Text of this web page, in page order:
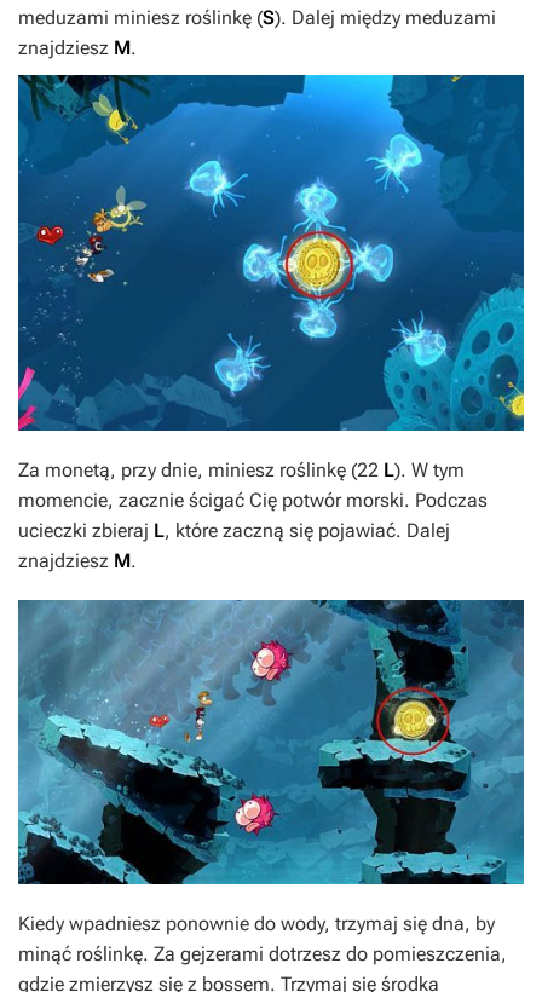
meduzami miniesz roślinkę (S). Dalej między meduzami
znajdziesz M.
Za monetą, przy dnie, miniesz roślinkę (22 L). W tym
momencie, zacznie ścigać Cię potwór morski. Podczas
ucieczki zbieraj L, które zaczną się pojawiać. Dalej
znajdziesz M.
Kiedy wpadniesz ponownie do wody, trzymaj się dna, by
minąć roślinkę. Za gejzerami dotrzesz do pomieszczenia,
gdzie zmierzysz się z bossem. Trzymaj się środka